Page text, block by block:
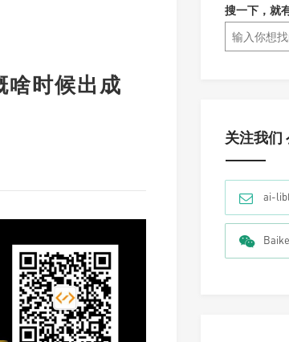
啥时候出成
搜一下，就
关注我们
ai-